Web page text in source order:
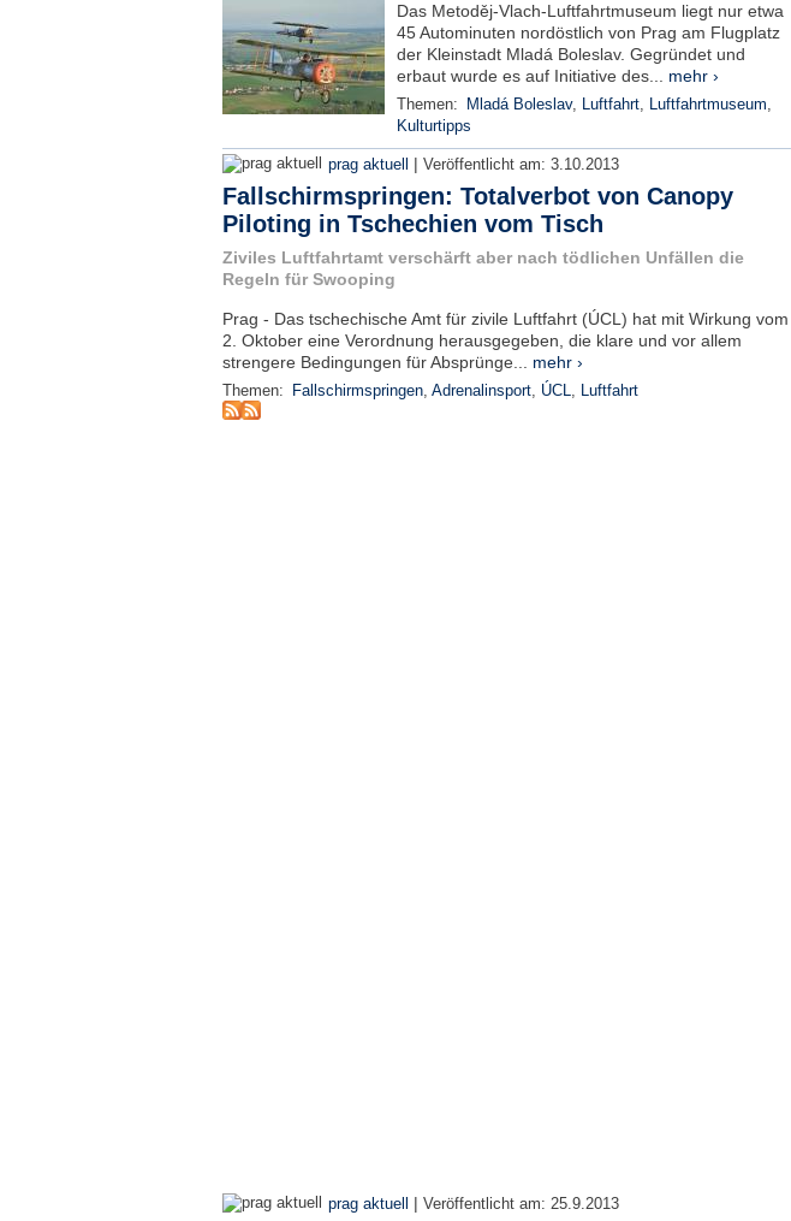
Das Metoděj-Vlach-Luftfahrtmuseum liegt nur etwa
45 Autominuten nordöstlich von Prag am Flugplatz
der Kleinstadt Mladá Boleslav. Gegründet und
erbaut wurde es auf Initiative des... mehr ›
Themen: Mladá Boleslav, Luftfahrt, Luftfahrtmuseum,
Kulturtipps
prag aktuell | Veröffentlicht am: 3.10.2013
Fallschirmspringen: Totalverbot von Canopy
Piloting in Tschechien vom Tisch
Ziviles Luftfahrtamt verschärft aber nach tödlichen Unfällen die
Regeln für Swooping
Prag - Das tschechische Amt für zivile Luftfahrt (ÚCL) hat mit Wirkung vom
2. Oktober eine Verordnung herausgegeben, die klare und vor allem
strengere Bedingungen für Absprünge... mehr ›
Themen: Fallschirmspringen, Adrenalinsport, ÚCL, Luftfahrt
prag aktuell | Veröffentlicht am: 25.9.2013